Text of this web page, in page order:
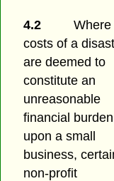
4.2
Where
costs of a
are deemed to
constitute an
unreasonable
financial burden
upon a small
business,
non-profit